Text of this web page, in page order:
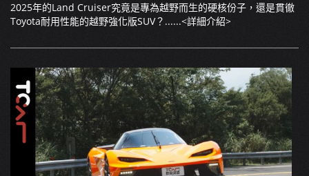
2025年的Land Cruiser究竟是專為越野而生的硬核份子，還是貫徹
Toyota耐用性能的越野強化版SUV？......<詳細介紹>